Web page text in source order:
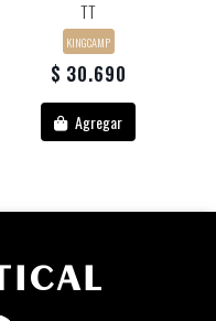
TT
KINGCAMP
$ 30.690
Agregar